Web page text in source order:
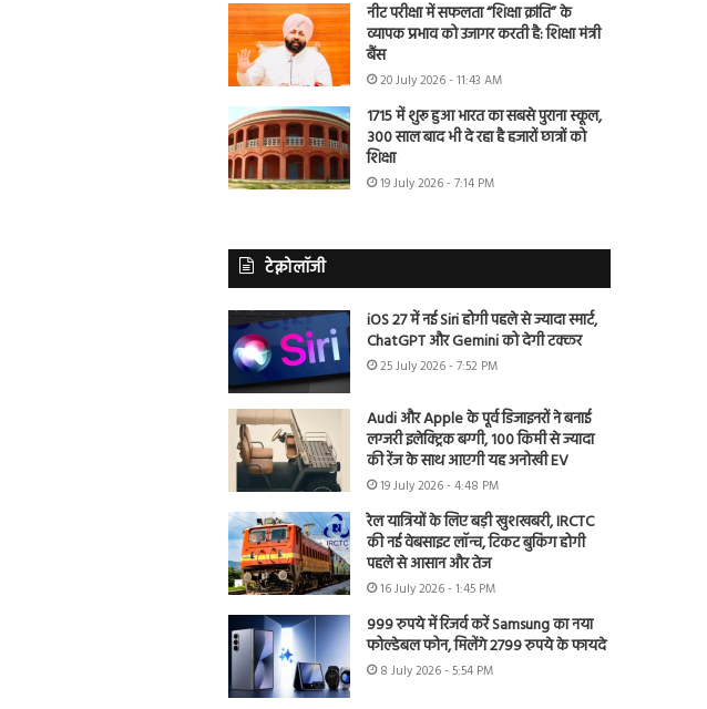
नीट परीक्षा में सफलता “शिक्षा क्रांति” के
व्यापक प्रभाव को उजागर करती है: शिक्षा मंत्री
बैंस
20 July 2026 - 11:43 AM
1715 में शुरू हुआ भारत का सबसे पुराना स्कूल,
300 साल बाद भी दे रहा है हजारों छात्रों को
शिक्षा
19 July 2026 - 7:14 PM
टेक्नोलॉजी
iOS 27 में नई Siri होगी पहले से ज्यादा स्मार्ट,
ChatGPT और Gemini को देगी टक्कर
25 July 2026 - 7:52 PM
Audi और Apple के पूर्व डिजाइनरों ने बनाई
लग्जरी इलेक्ट्रिक बग्गी, 100 किमी से ज्यादा
की रेंज के साथ आएगी यह अनोखी EV
19 July 2026 - 4:48 PM
रेल यात्रियों के लिए बड़ी खुशखबरी, IRCTC
की नई वेबसाइट लॉन्च, टिकट बुकिंग होगी
पहले से आसान और तेज
16 July 2026 - 1:45 PM
999 रुपये में रिजर्व करें Samsung का नया
फोल्डेबल फोन, मिलेंगे 2799 रुपये के फायदे
8 July 2026 - 5:54 PM